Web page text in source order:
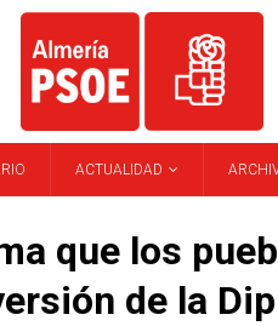
ACTUALIDAD
que los
de la